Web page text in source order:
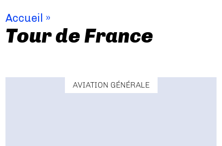
Accueil »
Tour de France
AVIATION GÉNÉRALE